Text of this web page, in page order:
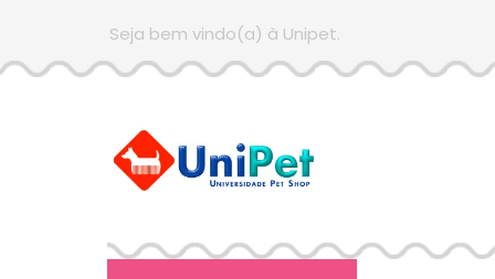
Seja bem vindo(a) à Unipet.